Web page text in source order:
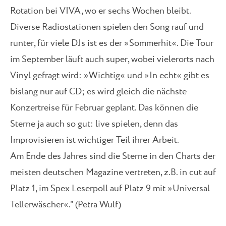
Rotation bei VIVA, wo er sechs Wochen bleibt.
Diverse Radiostationen spielen den Song rauf und
runter, für viele DJs ist es der »Sommerhit«. Die Tour
im September läuft auch super, wobei vielerorts nach
Vinyl gefragt wird: »Wichtig« und »In echt« gibt es
bislang nur auf CD; es wird gleich die nächste
Konzertreise für Februar geplant. Das können die
Sterne ja auch so gut: live spielen, denn das
Improvisieren ist wichtiger Teil ihrer Arbeit.
Am Ende des Jahres sind die Sterne in den Charts der
meisten deutschen Magazine vertreten, z.B. in cut auf
Platz 1, im Spex Leserpoll auf Platz 9 mit »Universal
Tellerwäscher«.“ (Petra Wulf)